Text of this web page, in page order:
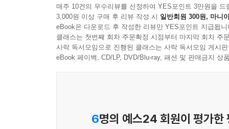
어린이문학 분야에서 전례 없는 성과로, 꽉 막힌
해석과 구현, 동시의 의미를 밝히는 해설과 이에
기존 동시문단에 파장을 일으킨 신선한 반란
문학동네동시집은 동시문단의 지형을 바꿔 나가
형식 면에서는 전통 가락을 계승한 동시조부터
매주 10건의 우수리뷰를 선정하여 YES포인트 3만원을 드
3,000원 이상 구매 후 리뷰 작성 시 일반회원 300원, 마니
eBook은 다운로드 후 작성한 리뷰만 YES포인트 지급됩니
클래스는 첫번째 회차 주문확정 시점부터 마지막 회차 주
사락 독서모임으로 진행된 클래스는 사락 독서모임 게시
eBook 페이백, CD/LP, DVD/Blu-ray, 패션 및 판매금지 상
6명의 예스24 회원이 평가한